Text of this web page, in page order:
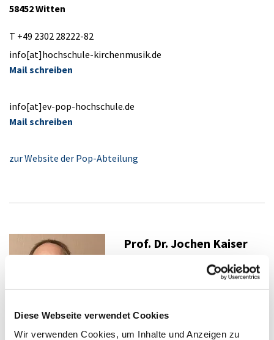
Diese Webseite verwendet Cookies
Wir verwenden Cookies, um Inhalte und Anzeigen zu
58452 Witten
T +49 2302 28222-82
info[at]hochschule-kirchenmusik.de
Mail schreiben
info[at]ev-pop-hochschule.de
Mail schreiben
zur Website der Pop-Abteilung
Prof. Dr. Jochen Kaiser
mobil +49 151 618 640 91
Mail